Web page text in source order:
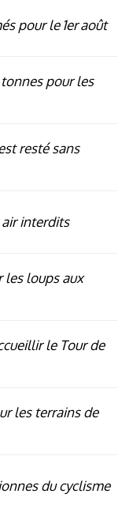
pour le 1er août
pour les
resté sans
air interdits
les loups aux
le Tour de
les terrains de
du cyclisme